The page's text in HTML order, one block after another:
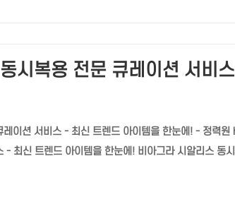
시복용 전문 큐레이션 서비
레이션 서비스 - 최신 트렌드 아이템을 한눈에! - 정
- 최신 트렌드 아이템을 한눈에! 비아그라 시알리스 동